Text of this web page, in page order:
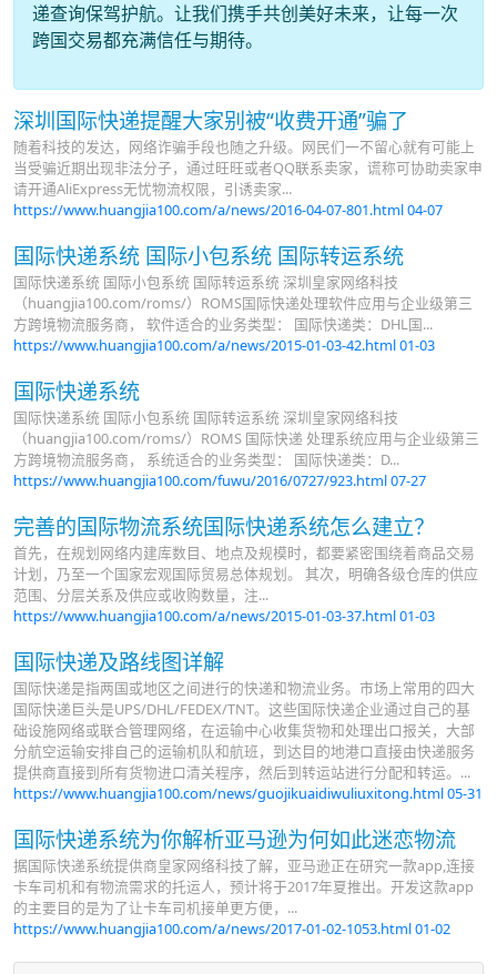
递查询保驾护航。让我们携手共创美好未来，让每一次
跨国交易都充满信任与期待。
深圳国际快递提醒大家别被“收费开通”骗了
随着科技的发达，网络诈骗手段也随之升级。网民们一不留心就有可能上
当受骗近期出现非法分子，通过旺旺或者QQ联系卖家，谎称可协助卖家申
请开通AliExpress无忧物流权限，引诱卖家...
https://www.huangjia100.com/a/news/2016-04-07-801.html04-07
国际快递系统 国际小包系统 国际转运系统
国际快递系统 国际小包系统 国际转运系统 深圳皇家网络科技
（huangjia100.com/roms/）ROMS国际快递处理软件应用与企业级第三
方跨境物流服务商， 软件适合的业务类型： 国际快递类：DHL国...
https://www.huangjia100.com/a/news/2015-01-03-42.html01-03
国际快递系统
国际快递系统 国际小包系统 国际转运系统 深圳皇家网络科技
（huangjia100.com/roms/）ROMS 国际快递 处理系统应用与企业级第三
方跨境物流服务商， 系统适合的业务类型： 国际快递类：D...
https://www.huangjia100.com/fuwu/2016/0727/923.html07-27
完善的国际物流系统国际快递系统怎么建立？
首先，在规划网络内建库数目、地点及规模时，都要紧密围绕着商品交易
计划，乃至一个国家宏观国际贸易总体规划。 其次，明确各级仓库的供应
范围、分层关系及供应或收购数量，注...
https://www.huangjia100.com/a/news/2015-01-03-37.html01-03
国际快递及路线图详解
国际快递是指两国或地区之间进行的快递和物流业务。市场上常用的四大
国际快递巨头是UPS/DHL/FEDEX/TNT。这些国际快递企业通过自己的基
础设施网络或联合管理网络，在运输中心收集货物和处理出口报关，大部
分航空运输安排自己的运输机队和航班，到达目的地港口直接由快递服务
提供商直接到所有货物进口清关程序，然后到转运站进行分配和转运。...
https://www.huangjia100.com/news/guojikuaidiwuliuxitong.html05-31
国际快递系统为你解析亚马逊为何如此迷恋物流
据国际快递系统提供商皇家网络科技了解，亚马逊正在研究一款app,连接
卡车司机和有物流需求的托运人，预计将于2017年夏推出。开发这款app
的主要目的是为了让卡车司机接单更方便，...
https://www.huangjia100.com/a/news/2017-01-02-1053.html01-02